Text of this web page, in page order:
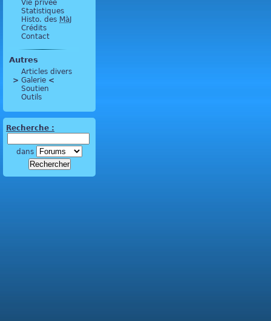
Vie privée
Statistiques
Histo. des MàJ
Crédits
Contact
Autres
Articles divers
> Galerie <
Soutien
Outils
Recherche :
dans